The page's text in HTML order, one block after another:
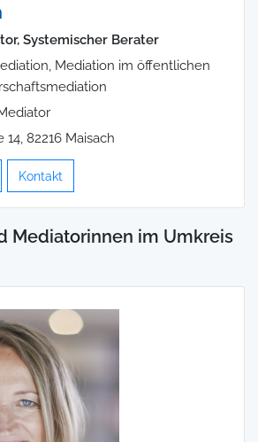
Systemischer Berater
Mediation im öffentlichen
14, 82216 Maisach
Kontakt
Mediatorinnen im Umkreis